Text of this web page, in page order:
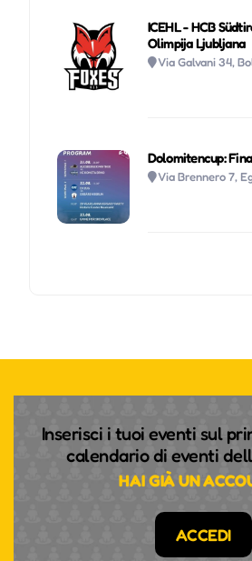
ICEHL - HCB
Olimpija Ljubljana
Via Galvani 34,
Dolomitencup:
Via Brennero 7,
Inserisci i tuoi eventi sul
calendario di eventi
HAI GIÀ UN
ACCEDI